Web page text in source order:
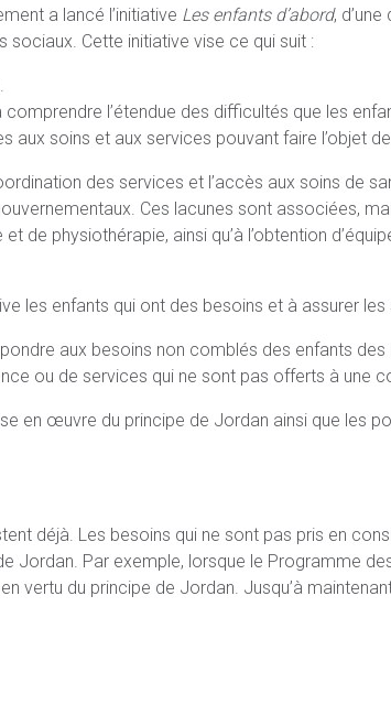
a lancé l’initiative Les enfants d’abord,
Cette initiative vise ce qui suit :
l’étendue des difficultés que les
aux soins et aux services pouvant faire l’objet
des services et l’accès aux soins de
Ces lacunes sont associées,
de physiothérapie, ainsi qu’à l’obtention
les enfants qui ont des besoins et à assurer les
aux besoins non comblés des enfants
ou de services qui ne sont pas offerts à une
en œuvre du principe de Jordan ainsi que les
déjà. Les besoins qui ne sont pas pris en
Par exemple, lorsque le Programme
vertu du principe de Jordan. Jusqu’à